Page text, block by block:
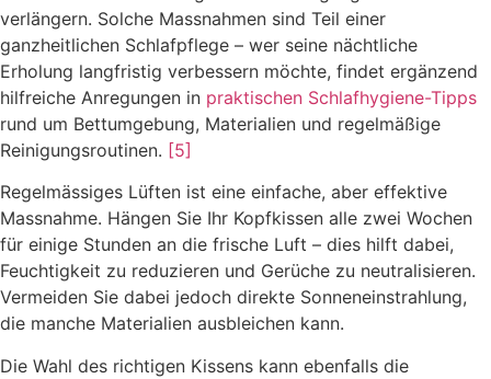
verlängern. Solche Massnahmen sind Teil einer
ganzheitlichen Schlafpflege – wer seine nächtliche
Erholung langfristig verbessern möchte, findet ergänzend
hilfreiche Anregungen in praktischen Schlafhygiene-Tipps
rund um Bettumgebung, Materialien und regelmäßige
Reinigungsroutinen. [5]
Regelmässiges Lüften ist eine einfache, aber effektive
Massnahme. Hängen Sie Ihr Kopfkissen alle zwei Wochen
für einige Stunden an die frische Luft – dies hilft dabei,
Feuchtigkeit zu reduzieren und Gerüche zu neutralisieren.
Vermeiden Sie dabei jedoch direkte Sonneneinstrahlung,
die manche Materialien ausbleichen kann.
Die Wahl des richtigen Kissens kann ebenfalls die